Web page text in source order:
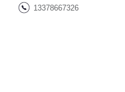
13378667326